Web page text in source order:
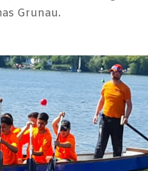
Grunau.